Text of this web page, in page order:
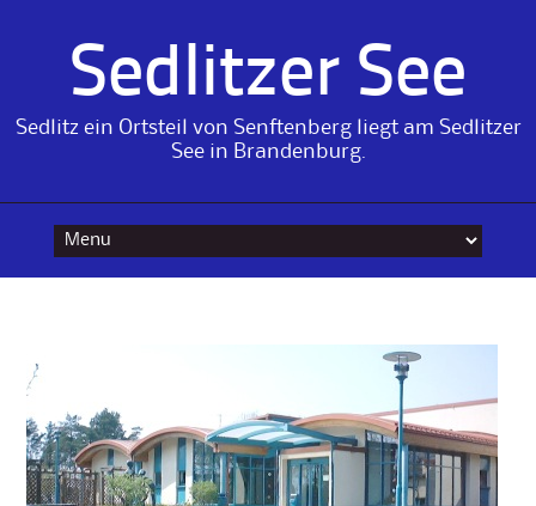
Sedlitzer See
Sedlitz ein Ortsteil von Senftenberg liegt am Sedlitzer
See in Brandenburg.
content